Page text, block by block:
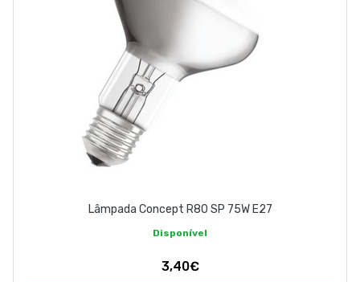
Lâmpada Concept R80 SP 75W E27
Disponível
3,40€